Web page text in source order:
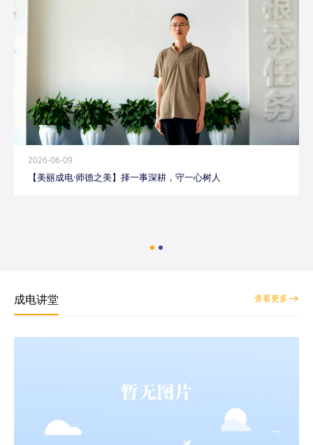
2026-06-09
【美丽成电·师德之美】择一事深耕，守一心树人
成电讲堂 查看更多